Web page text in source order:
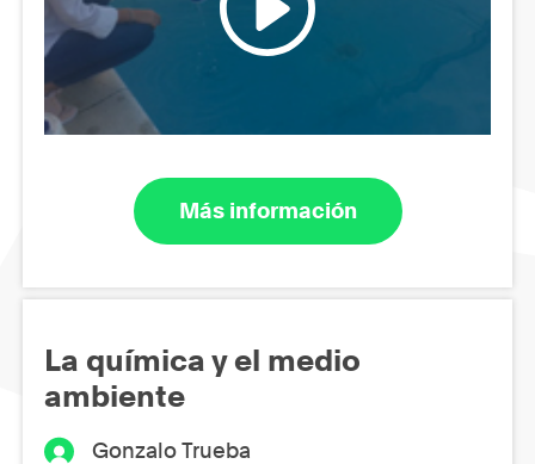
Más información
La química y el medio
ambiente
Gonzalo Trueba